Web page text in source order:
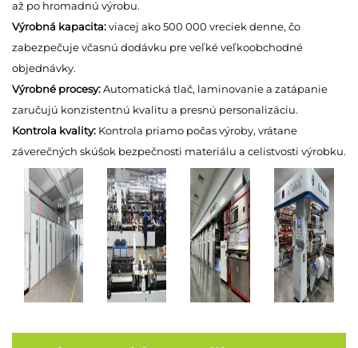
až po hromadnú výrobu.
Výrobná kapacita:viacej ako 500 000 vreciek denne, čo
zabezpečuje včasnú dodávku pre veľké veľkoobchodné
objednávky.
Výrobné procesy:Automatická tlač, laminovanie a zatápanie
zaručujú konzistentnú kvalitu a presnú personalizáciu.
Kontrola kvality: Kontrola priamo počas výroby, vrátane
záverečných skúšok bezpečnosti materiálu a celistvosti výrobku.